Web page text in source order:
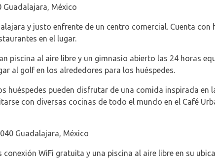
Guadalajara, México
y justo enfrente de un centro comercial. Cuenta con
en el lugar.
piscina al aire libre y un gimnasio abierto las 24 horas
al golf en los alrededores para los huéspedes.
huéspedes pueden disfrutar de una comida inspirada en
con diversas cocinas de todo el mundo en el Café
Guadalajara, México
WiFi gratuita y una piscina al aire libre en su